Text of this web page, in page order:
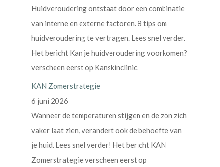
Huidveroudering ontstaat door een combinatie
van interne en externe factoren. 8 tips om
huidveroudering te vertragen. Lees snel verder.
Het bericht Kan je huidveroudering voorkomen?
verscheen eerst op Kanskinclinic.
KAN Zomerstrategie
6 juni 2026
Wanneer de temperaturen stijgen en de zon zich
vaker laat zien, verandert ook de behoefte van
je huid. Lees snel verder! Het bericht KAN
Zomerstrategie verscheen eerst op